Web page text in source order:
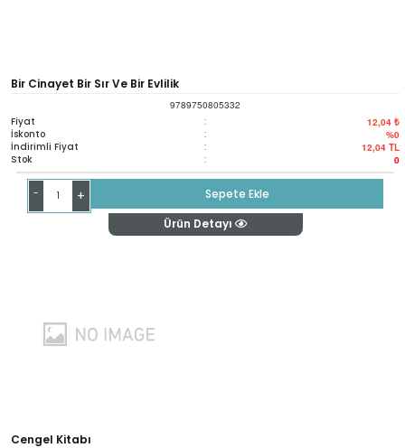
Bir Cinayet Bir Sır Ve Bir Evlilik
9789750805332
Fiyat : 12,04 ₺
İskonto : %0
İndirimli Fiyat : 12,04 TL
Stok : 0
- +
Sepete Ekle
Ürün Detayı
Cengel Kitabı